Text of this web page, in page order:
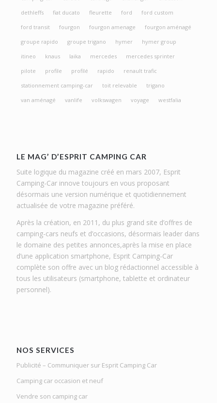
dethleffs
fiat ducato fleurette ford
ford custom
ford transit
fourgon fourgon amenage
fourgon aménagé
groupe rapido
groupe trigano hymer
hymer group
itineo
knaus laika mercedes
mercedes sprinter
pilote
profile profilé rapido
renault trafic
stationnement camping-car
toit relevable
trigano
van aménagé
vanlife volkswagen voyage westfalia
LE MAG’ D’ESPRIT CAMPING CAR
Suite logique du magazine créé en mars 2007, Esprit
Camping-Car innove toujours en vous proposant
désormais une version numérique et quotidiennement
actualisée de votre magazine préféré.
Après la création, en 2011, du plus grand site d’offres de
camping-cars neufs et d’occasions, désormais leader dans
le domaine des petites annonces,après la mise en place
d’une application smartphone, Esprit Camping-Car
complète son offre avec un blog rédactionnel accessible à
tous les utilisateurs (smartphone, tablette et ordinateur
personnel).
NOS SERVICES
Publicité – Communiquer sur Esprit Camping Car
Camping car occasion et neuf
Vendre son camping car